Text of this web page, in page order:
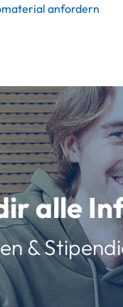
anfordern
alle
&